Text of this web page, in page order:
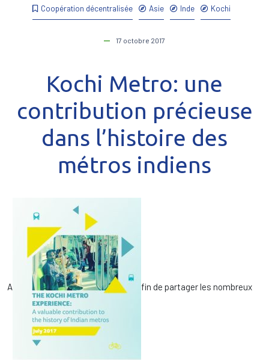
Coopération décentralisée Asie Inde Kochi
17 octobre 2017
Kochi Metro: une
contribution précieuse
dans l’histoire des
métros indiens
A fin de partager les nombreux